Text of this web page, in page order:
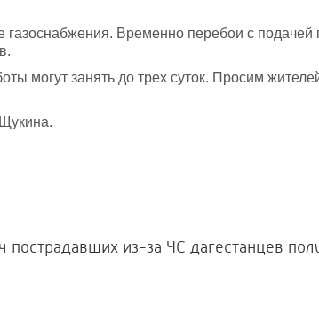
Временно перебои с подачей
могут занять до трех суток. Просим
пострадавших из-за ЧС дагестанцев